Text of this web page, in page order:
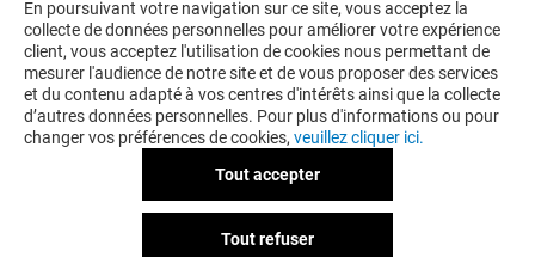
En poursuivant votre navigation sur ce site, vous acceptez la
collecte de données personnelles pour améliorer votre expérience
client, vous acceptez l'utilisation de cookies nous permettant de
mesurer l'audience de notre site et de vous proposer des services
et du contenu adapté à vos centres d'intérêts ainsi que la collecte
d’autres données personnelles. Pour plus d'informations ou pour
changer vos préférences de cookies, veuillez cliquer ici.
Tout accepter
Tout refuser